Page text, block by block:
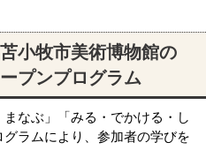
小牧市美術博物館の
プンプログラム
まなぶ」「みる・でかける・し
ラムにより、参加者の学びを